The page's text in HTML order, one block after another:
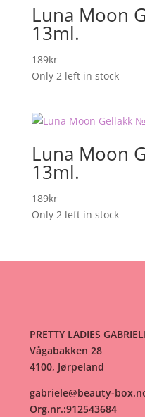
Luna Moon
13ml.
189kr
Only 2 left in stock
Luna Moon
13ml.
189kr
Only 2 left in stock
PRETTY LADIES
Vågabakken 28
4100, Jørpeland
gabriele@beauty-
Org.nr.:912543684